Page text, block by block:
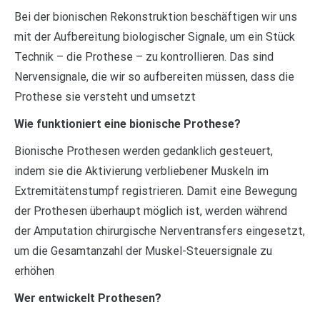
Bei der bionischen Rekonstruktion beschäftigen wir uns
mit der Aufbereitung biologischer Signale, um ein Stück
Technik – die Prothese – zu kontrollieren. Das sind
Nervensignale, die wir so aufbereiten müssen, dass die
Prothese sie versteht und umsetzt
Wie funktioniert eine bionische Prothese?
Bionische Prothesen werden gedanklich gesteuert,
indem sie die Aktivierung verbliebener Muskeln im
Extremitätenstumpf registrieren. Damit eine Bewegung
der Prothesen überhaupt möglich ist, werden während
der Amputation chirurgische Nerventransfers eingesetzt,
um die Gesamtanzahl der Muskel-Steuersignale zu
erhöhen
Wer entwickelt Prothesen?